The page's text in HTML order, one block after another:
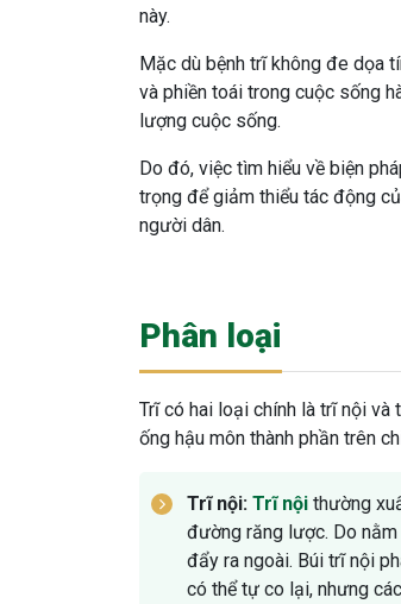
này.
Mặc dù bệnh trĩ không đe dọa
và phiền toái trong cuộc sống
lượng cuộc sống.
Do đó, việc tìm hiểu về biện
trọng để giảm thiểu tác động
người dân.
Phân loại
Trĩ có hai loại chính là trĩ nội
ống hậu môn thành phần trên
Trĩ nội: Trĩ nội thường
đường răng lược. Do
đẩy ra ngoài. Búi trĩ nội
có thể tự co lại, nhưng